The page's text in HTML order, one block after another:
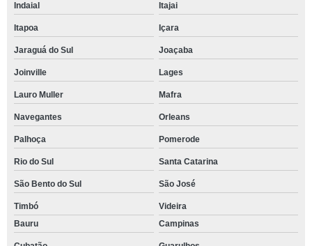
Indaial Itajai
Itapoa Içara
Jaraguá do Sul Joaçaba
Joinville Lages
Lauro Muller Mafra
Navegantes Orleans
Palhoça Pomerode
Rio do Sul Santa Catarina
São Bento do Sul São José
Timbó
Videira
Bauru
Campinas